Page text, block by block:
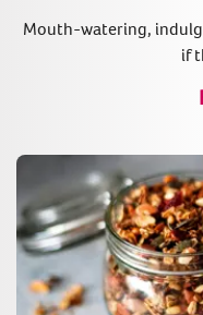
Mouth-watering,
if